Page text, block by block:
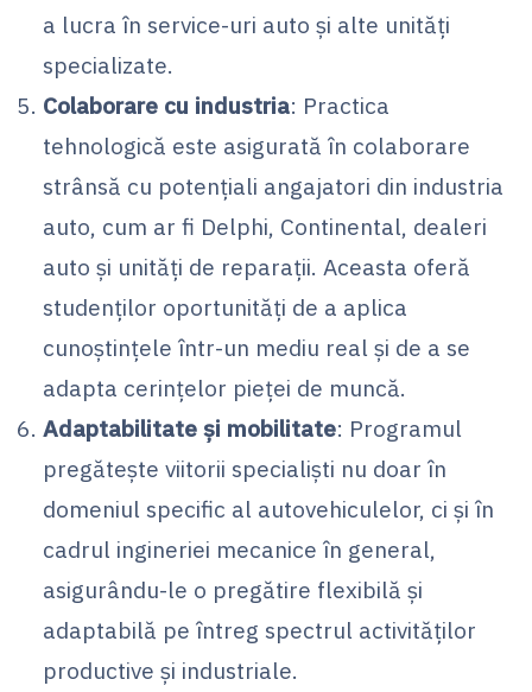
a lucra în service-uri auto și alte unități
specializate.
Colaborare cu industria: Practica
tehnologică este asigurată în colaborare
strânsă cu potențiali angajatori din industria
auto, cum ar fi Delphi, Continental, dealeri
auto și unități de reparații. Aceasta oferă
studenților oportunități de a aplica
cunoștințele într-un mediu real și de a se
adapta cerințelor pieței de muncă.
Adaptabilitate și mobilitate: Programul
pregătește viitorii specialiști nu doar în
domeniul specific al autovehiculelor, ci și în
cadrul ingineriei mecanice în general,
asigurându-le o pregătire flexibilă și
adaptabilă pe întreg spectrul activităților
productive și industriale.